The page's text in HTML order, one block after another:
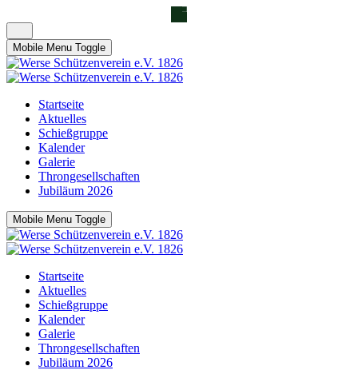
Mobile Menu Toggle
Startseite
Aktuelles
Schießgruppe
Kalender
Galerie
Throngesellschaften
Jubiläum 2026
Mobile Menu Toggle
Startseite
Aktuelles
Schießgruppe
Kalender
Galerie
Throngesellschaften
Jubiläum 2026